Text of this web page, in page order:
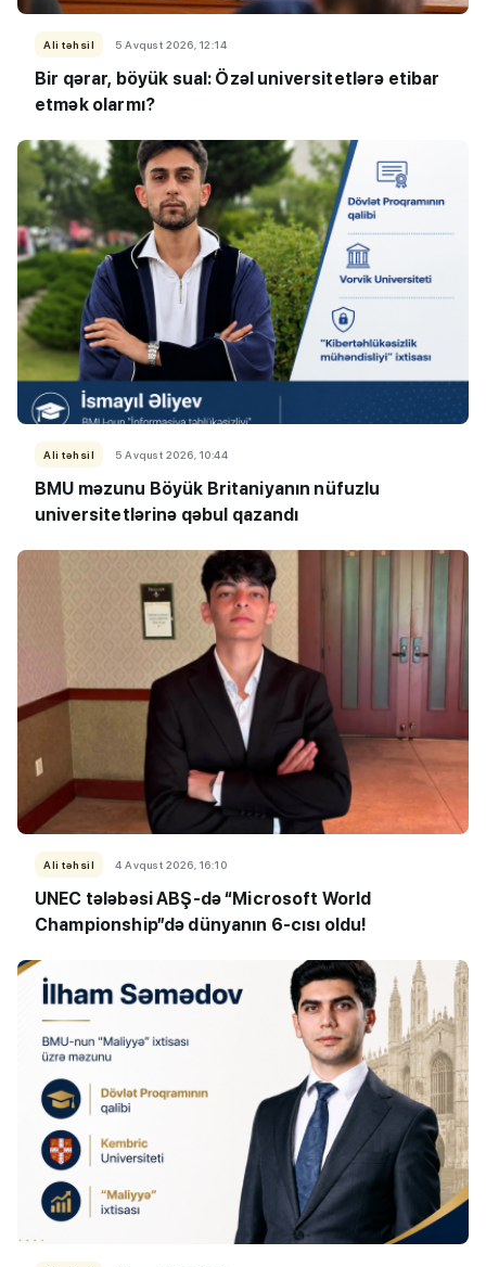
Ali təhsil 5 Avqust 2026, 12:14
Bir qərar, böyük sual: Özəl universitetlərə etibar
etmək olarmı?
Ali təhsil 5 Avqust 2026, 10:44
BMU məzunu Böyük Britaniyanın nüfuzlu
universitetlərinə qəbul qazandı
Ali təhsil 4 Avqust 2026, 16:10
UNEC tələbəsi ABŞ-də “Microsoft World
Championship”də dünyanın 6-cısı oldu!